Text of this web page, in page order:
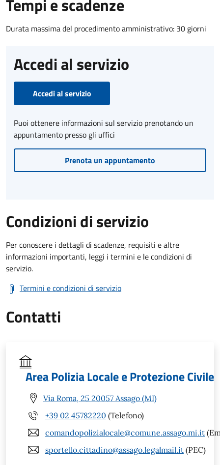
Tempi e scadenze
Durata massima del procedimento amministrativo: 30 giorni
Accedi al servizio
Accedi al servizio
Puoi ottenere informazioni sul servizio prenotando un
appuntamento presso gli uffici
Prenota un appuntamento
Condizioni di servizio
Per conoscere i dettagli di scadenze, requisiti e altre
informazioni importanti, leggi i termini e le condizioni di
servizio.
Termini e condizioni di servizio
Contatti
Area Polizia Locale e Protezione Civile
Via Roma, 25 20057 Assago (MI)
+39 02 45782220 (Telefono)
comandopolizialocale@comune.assago.mi.it
sportello.cittadino@assago.legalmail.it (PEC)